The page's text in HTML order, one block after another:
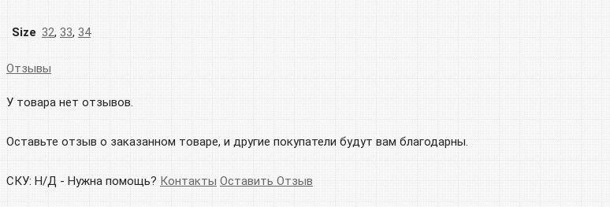
Size 32, 33, 34
Отзывы
У товара нет отзывов.
Оставьте отзыв о заказанном товаре, и другие покупатели будут вам благодарны.
СКУ: Н/Д - Нужна помощь? Контакты Оставить Отзыв